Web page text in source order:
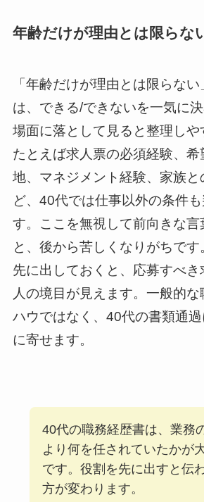
年齢だけが理由とは限らな
「年齢だけが理由とは限らな
は、できる/できないを一気に
場面に落として見ると整理しや
たとえば求人票の必須経験、希
地、マネジメント経験、家族と
ど、40代では仕事以外の条件
す。ここを無視して前向きな言
と、後から苦しくなりがちで
先に出しておくと、応募すべ
人の境目が見えます。一般的
ハウではなく、40代の書類通
に寄せます。
40代の職務経歴書は、業務
より何を任されていたかが
です。役割を先に出すと伝
方が変わります。